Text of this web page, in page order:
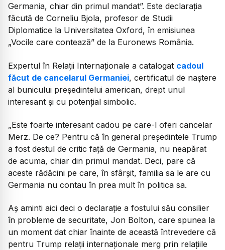
Germania, chiar din primul mandat”. Este declarația
făcută de Corneliu Bjola, profesor de Studii
Diplomatice la Universitatea Oxford, în emisiunea
„Vocile care contează” de la Euronews România.
Expertul în Relații Internaționale a catalogat cadoul
făcut de cancelarul Germaniei, certificatul de naștere
al bunicului președintelui american, drept unul
interesant și cu potențial simbolic.
„Este foarte interesant cadou pe care-l oferi cancelar
Merz. De ce? Pentru că în general președintele Trump
a fost destul de critic față de Germania, nu neapărat
de acuma, chiar din primul mandat. Deci, pare că
aceste rădăcini pe care, în sfârșit, familia sa le are cu
Germania nu contau în prea mult în politica sa.
Aș aminti aici deci o declarație a fostului său consilier
în probleme de securitate, Jon Bolton, care spunea la
un moment dat chiar înainte de această întrevedere că
pentru Trump relații internaționale merg prin relațiile